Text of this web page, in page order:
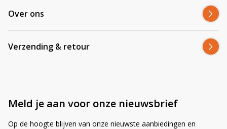
Over ons
Verzending & retour
Meld je aan voor onze nieuwsbrief
Op de hoogte blijven van onze nieuwste aanbiedingen en